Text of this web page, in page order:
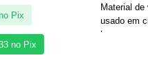
no Pix
no Pix
Material
usado em
home